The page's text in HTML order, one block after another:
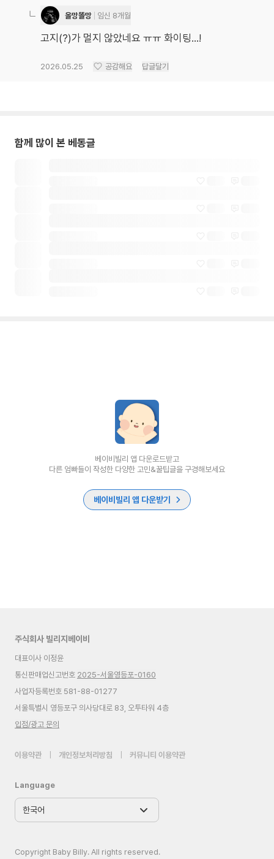
올망똘망 임신 8개월
고지(?)가 멀지 않았네요 ㅠㅠ 화이팅...!
2026.05.25 공감해요 답글달기
함께 많이 본 베동글
베이비빌리 앱 다운로드받고
다른 엄빠들이 작성한 다양한 고민&꿀팁글을 구경해보세요
베이비빌리 앱 다운받기
주식회사 빌리지베이비
대표이사 이정윤
통신판매업신고번호 2025-서울영등포-0160
사업자등록번호 581-88-01277
서울특별시 영등포구 의사당대로 83, 오투타워 4층
입점/광고 문의
이용약관 개인정보처리방침 커뮤니티 이용약관
Language
Copyright Baby Billy. All rights reserved.